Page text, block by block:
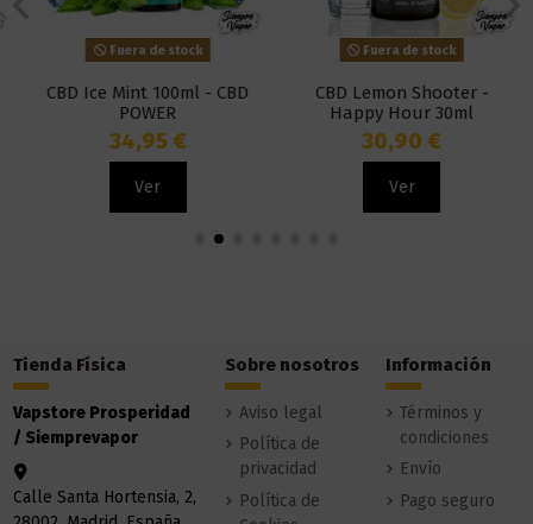
Fuera de stock
CBD Ice Mint 100ml - CBD
POWER
34,95 €
Ver
Fuera de stock
CBD Lemon Shooter -
Happy Hour 30ml
30,90 €
Ver
Tienda Física
Vapstore Prosperidad
/ Siemprevapor
Calle Santa Hortensia, 2,
Sobre nosotros
Aviso legal
Política de
privacidad
Política de
Información
Términos y
condiciones
Envío
Pago seguro